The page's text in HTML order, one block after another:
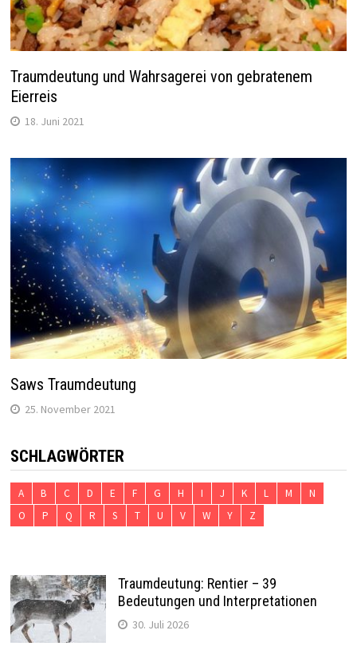
Traumdeutung und Wahrsagerei von gebratenem
Eierreis
18. Juni 2021
Saws Traumdeutung
25. November 2021
SCHLAGWÖRTER
A B C D E F G H I J K L M
N
O
P Q R S T U V W Y Z
Traumdeutung: Rentier – 39
Bedeutungen und Interpretationen
30. Juli 2026